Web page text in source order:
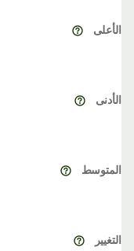
الأعلى
الأدنى
المتوسط
التغيير